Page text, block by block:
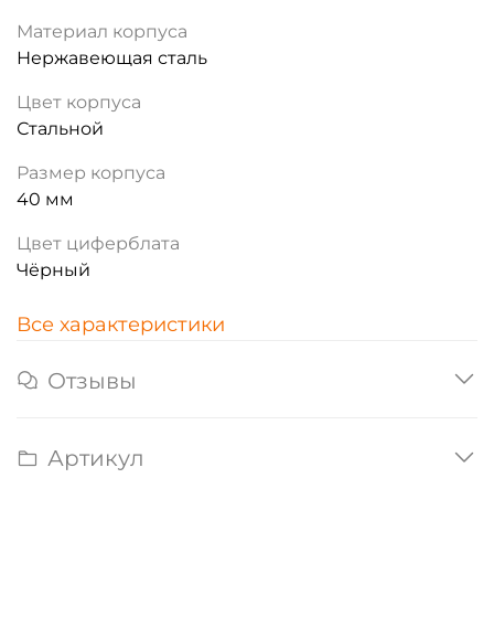
Материал корпуса
Нержавеющая сталь
Цвет корпуса
Стальной
Размер корпуса
40 мм
Цвет циферблата
Чёрный
Все характеристики
Отзывы
Артикул